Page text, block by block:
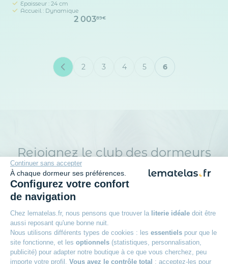
Continuer sans accepter
À chaque dormeur ses préférences.
Configurez votre confort
de navigation
Chez lematelas.fr, nous pensons que trouver la literie idéale doit être
aussi reposant qu'une bonne nuit.
Nous utilisons différents types de cookies : les essentiels pour que le
site fonctionne, et les optionnels (statistiques, personnalisation,
publicité) pour adapter notre boutique à ce que vous cherchez, peu
importe votre profil. Vous avez le contrôle total : acceptez-les pour
Epaisseur : 24 cm
Accueil : Dynamique
2 00389€
2
3
4
Page
5
Vous lisez
6
Rejoignez le club des dormeurs
avisés
Inscrivez-vous à notre newsletteret recevez des
conseils d’experts, nos nouveautés en avant-première, nos
bons plans exclusifs… Tout ce qu’il faut pour bien choisir et